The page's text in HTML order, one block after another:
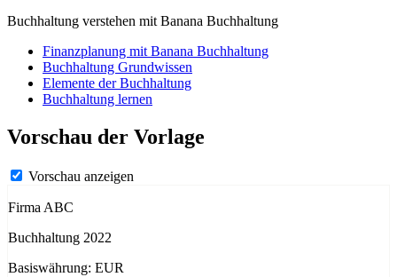
Buchhaltung verstehen mit Banana Buchhaltung
Finanzplanung mit Banana Buchhaltung
Buchhaltung Grundwissen
Elemente der Buchhaltung
Buchhaltung lernen
Vorschau der Vorlage
Vorschau anzeigen
Firma ABC
Buchhaltung 2022
Basiswährung: EUR